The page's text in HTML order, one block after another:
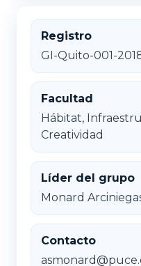
Registro
GI-Quito-001-
Facultad
Hábitat,
Creatividad
Líder del grupo
Monard
Contacto